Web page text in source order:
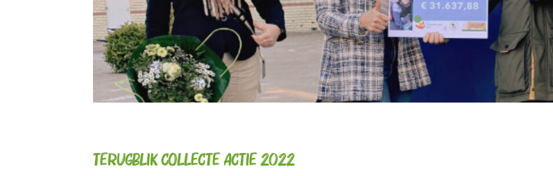
Terugblik collecte actie 2022